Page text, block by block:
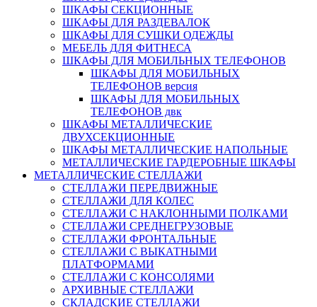
ШКАФЫ СЕКЦИОННЫЕ
ШКАФЫ ДЛЯ РАЗДЕВАЛОК
ШКАФЫ ДЛЯ СУШКИ ОДЕЖДЫ
МЕБЕЛЬ ДЛЯ ФИТНЕСА
ШКАФЫ ДЛЯ МОБИЛЬНЫХ ТЕЛЕФОНОВ
ШКАФЫ ДЛЯ МОБИЛЬНЫХ
ТЕЛЕФОНОВ версия
ШКАФЫ ДЛЯ МОБИЛЬНЫХ
ТЕЛЕФОНОВ двк
ШКАФЫ МЕТАЛЛИЧЕСКИЕ
ДВУХСЕКЦИОННЫЕ
ШКАФЫ МЕТАЛЛИЧЕСКИЕ НАПОЛЬНЫЕ
МЕТАЛЛИЧЕСКИЕ ГАРДЕРОБНЫЕ ШКАФЫ
МЕТАЛЛИЧЕСКИЕ СТЕЛЛАЖИ
СТЕЛЛАЖИ ПЕРЕДВИЖНЫЕ
СТЕЛЛАЖИ ДЛЯ КОЛЕС
СТЕЛЛАЖИ С НАКЛОННЫМИ ПОЛКАМИ
СТЕЛЛАЖИ СРЕДНЕГРУЗОВЫЕ
СТЕЛЛАЖИ ФРОНТАЛЬНЫЕ
СТЕЛЛАЖИ С ВЫКАТНЫМИ
ПЛАТФОРМАМИ
СТЕЛЛАЖИ С КОНСОЛЯМИ
АРХИВНЫЕ СТЕЛЛАЖИ
СКЛАДСКИЕ СТЕЛЛАЖИ